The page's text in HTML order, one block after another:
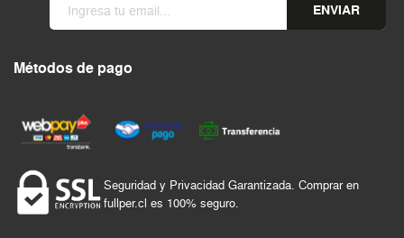
ENVIAR
Métodos de pago
Seguridad y Privacidad Garantizada. Comprar en
fullper.cl es 100% seguro.